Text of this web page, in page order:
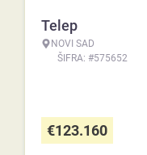
Telep
NOVI SAD
ŠIFRA: #575652
€123.160